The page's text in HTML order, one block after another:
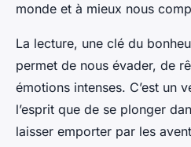
monde et à mieux nous
La lecture, une clé du
permet de nous évader, de
émotions intenses. C’est un
l’esprit que de se plonger
laisser emporter par les